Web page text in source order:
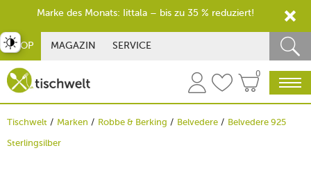
SHOP MAGAZIN SERVICE
0
Tischwelt Marken Robbe & Berking Belvedere
Belvedere 925
Sterlingsilber
umschalten
Marke des Monats: Iittala – bis zu 35 % reduziert!